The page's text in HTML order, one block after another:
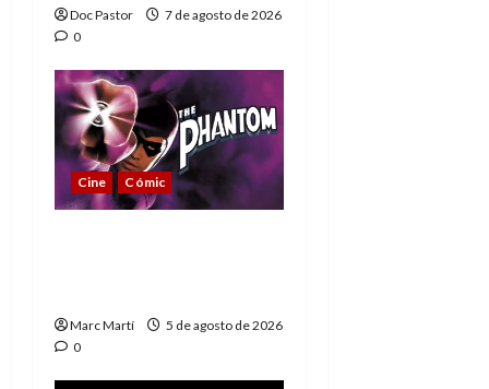
Doc Pastor
7 de agosto de 2026
0
Cine Cómic
Marc Martí
5 de agosto de 2026
0